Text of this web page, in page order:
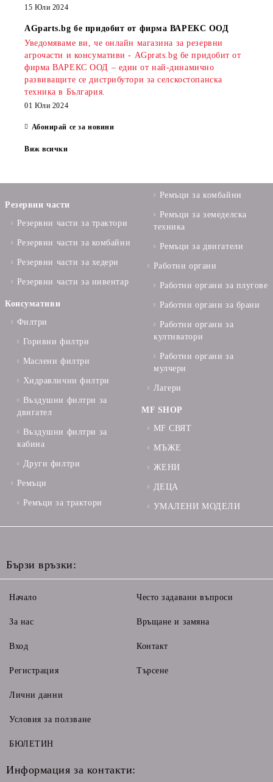
15 Юли 2024
AGparts.bg бе придобит от фирма ВАРЕКС ООД
Уведомяваме ви, че онлайн магазина за резервни
агрочасти и консумативи - AGprats.bg бе придобит от
фирма ВАРЕКС ООД – един от най-динамично
развиващите се дистрибутори за селскостопанска
техника в България.
01 Юли 2024
Абонирай се за новини
Виж всички
Резервни части
Резервни части за трактори
Резервни части за комбайни
Резервни части за хедери
Резервни части за инвентар
Консумативи
Филтри
Горивни филтри
Маслени филтри
Хидравлични филтри
Въздушни филтри за
двигател
Въздушни филтри за
кабина
Други филтри
Ремъци
Ремъци за трактори
Ремъци за комбайни
Ремъци за земеделска
техника
Ремъци за двигатели
Работни органи
Работни органи за плугове
Работни органи за брани
Работни органи за
култиватори
Работни органи за
мулчери
Лагери
MF SHOP
MF СВЯТ
МЪЖЕ
ЖЕНИ
ДЕЦА
УМАЛЕНИ МОДЕЛИ
Бързи връзки:
Начало
За нас
Вход
Регистрация
Често задавани въпроси
Връщане и замяна
Контакт
Търсене
Лични данни
Условия за ползване
БЮЛЕТИН
Информация за контакти: